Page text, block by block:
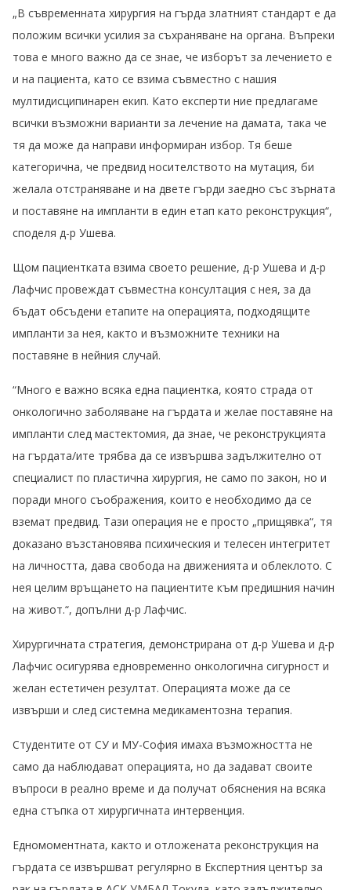
„В съвременната хирургия на гърда златният стандарт е да
положим всички усилия за съхраняване на органа. Въпреки
това е много важно да се знае, че изборът за лечението е
и на пациента, като се взима съвместно с нашия
мултидисципинарен екип. Като експерти ние предлагаме
всички възможни варианти за лечение на дамата, така че
тя да може да направи информиран избор. Тя беше
категорична, че предвид носителството на мутация, би
желала отстраняване и на двете гърди заедно със зърната
и поставяне на импланти в един етап като реконструкция“,
споделя д-р Ушева.
Щом пациентката взима своето решение, д-р Ушева и д-р
Лафчис провеждат съвместна консултация с нея, за да
бъдат обсъдени етапите на операцията, подходящите
импланти за нея, както и възможните техники на
поставяне в нейния случай.
“Много е важно всяка една пациентка, която страда от
онкологично заболяване на гърдата и желае поставяне на
импланти след мастектомия, да знае, че реконструкцията
на гърдата/ите трябва да се извършва задължително от
специалист по пластична хирургия, не само по закон, но и
поради много съображения, които е необходимо да се
вземат предвид. Тази операция не е просто „прищявка“, тя
доказано възстановява психическия и телесен интегритет
на личността, дава свобода на движенията и облеклото. С
нея целим връщането на пациентите към предишния начин
на живот.“, допълни д-р Лафчис.
Хирургичната стратегия, демонстрирана от д-р Ушева и д-р
Лафчис осигурява едновременно онкологична сигурност и
желан естетичен резултат. Операцията може да се
извърши и след системна медикаментозна терапия.
Студентите от СУ и МУ-София имаха възможността не
само да наблюдават операцията, но да задават своите
въпроси в реално време и да получат обяснения на всяка
една стъпка от хирургичната интервенция.
Едномоментната, както и отложената реконструкция на
гърдата се извършват регулярно в Експертния център за